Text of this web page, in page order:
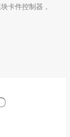
卡件控制器，